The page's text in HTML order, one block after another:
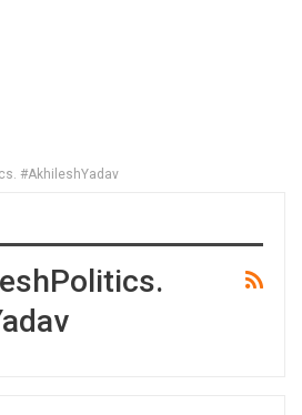
#AkhileshYadav